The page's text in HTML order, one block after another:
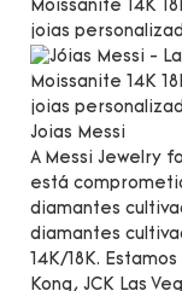
Joias Messi
A Messi Jewelry
está
diamantes
diamantes
14K/18K.
Kong, JCK Las